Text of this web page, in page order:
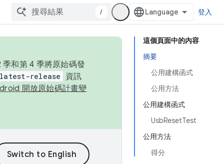
/ 登入
這個頁面中的內容
摘要
公用建構函式
公用方法
公用建構函式
UsbResetTest
公用方法
得分
和第 4 季將原始碼發
release
資訊
開放原始碼計畫變